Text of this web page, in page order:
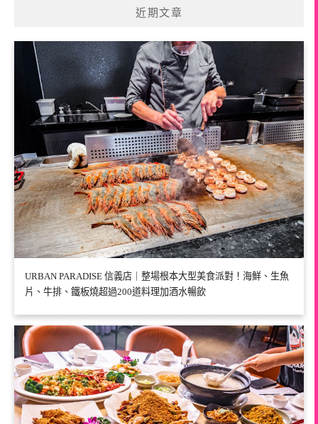
近期文章
URBAN PARADISE 信義店｜整場根本大型美食派對！海鮮、生魚
片、牛排、鐵板燒超過200道料理加酒水暢飲